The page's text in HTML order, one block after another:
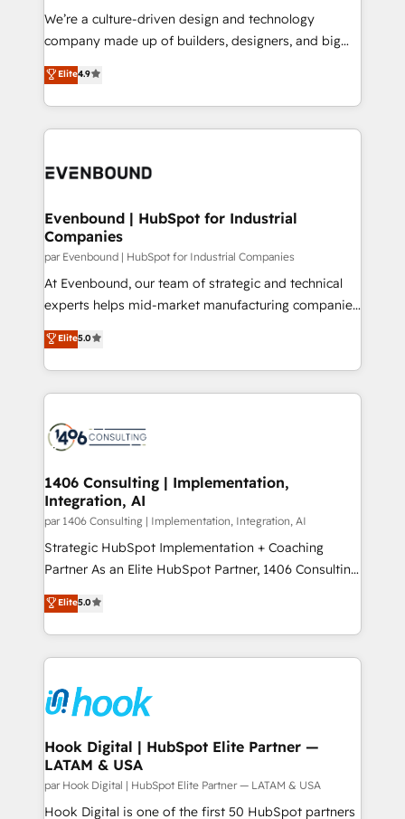
HubSpot導入・活用支援 顧客データの一元化から、
GTMの見える化・自動化まで。全Hub統合運用、デー
2️⃣ AIエージェント組織構築 営業・マーケティング業務
の一部をAIが自律実行する組織への移行を設計・実装。
DX × AI推進のPMO伴走支援 複数部門をまたぐDX×AI変
の統合・浸透・変革管理を実行します。 ▸ CMS戦略設
計・構築：リード獲得・CVR・SEOを前提にした情報設
提供。 ▸ 既存CRM・MAからの移行支援：Salesforce・
Marketo・Pardot等からの移行、カスタム設計、履歴
データ移行と活用設計まで。 ▸ AEO対応：ChatGPT・
か？ ✓ HubSpot Eliteパートナー認定 ✓ HubSpotアワ
ード受賞・HUGリーダー ✓ ISO27001:2022 /
ISO9001:2015 取得 ✓ 400社以上の導入実績 ✓
状整理の壁打ちなど、構想段階からお気軽にお問い合わ
せください。
We’re a culture-driven design and technology
company made up of builders, designers, and big
thinkers. We blend strategy, design, and
development—always fueled by curiosity—to turn
ideas, opportunities, and challenges into meaningful
experiences. To us, technology is more than just
and—most importantly—simple. That’s why we lean
products and strategies that actually make a
difference.
Elite4.9
Evenbound | HubSpot for Industrial
Companies
par Evenbound | HubSpot for Industrial Companies
At Evenbound, our team of strategic and technical
experts helps mid-market manufacturing companies
achieve real growth. We specialize in delivering
tailored solutions that drive results by leveraging
HubSpot’s platform and data to fuel success.
Technical Solutions: - HubSpot Technical Consulting -
Onboarding - Data Migration & Integrations -
Technical Audit & Optimization Strategic Solutions: -
Revenue Operations - Inbound Marketing -
Outbound Marketing - HubSpot CMS Website
Design & Development We empower our clients to
reach their full potential by providing transparent,
relationship-driven support. With over 300 HubSpot
technical know-how and strategic guidance you
need to succeed.
Elite5.0
1406 Consulting | Implementation,
Integration, AI
par 1406 Consulting | Implementation, Integration, AI
Strategic HubSpot Implementation + Coaching
Partner As an Elite HubSpot Partner, 1406 Consulting
helps mid-market revenue teams transform how
they sell, market, and serve. We don't just build your
HubSpot—we teach your team to own it, then stay
to help you keep winning. What We Do ⚙️ CRM
Data & Content 📈 Sales & Marketing Alignment +
Revenue Team Enablement 🤖 Breeze AI & Custom
Agent Creation 🔄 Custom Integrations & Data
Migration Why 1406 We become part of your team.
Your team learns while we build. We fix what others
broke. Built for mid-market reality—practical
Elite5.0
Hook Digital | HubSpot Elite Partner —
LATAM & USA
par Hook Digital | HubSpot Elite Partner — LATAM & USA
Hook Digital is one of the first 50 HubSpot partners